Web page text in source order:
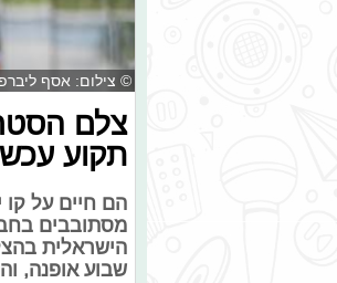
© צילום: אסף
צלם
תקוע
הם חיים על
מסתובבים
הישראלית
שבוע אופנה,